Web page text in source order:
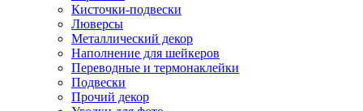
Кисточки-подвески
Люверсы
Металлический декор
Наполнение для шейкеров
Переводные и термонаклейки
Подвески
Прочий декор